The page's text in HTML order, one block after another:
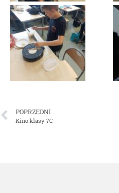
POPRZEDNI
Kino klasy 7C